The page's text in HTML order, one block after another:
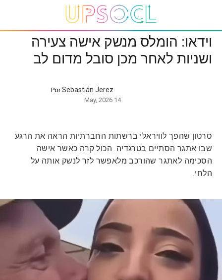
וידאו: הומלס מנשק אישה צעירה
ושניות לאחר מכן סובל מדום לב
PorSebastián Jerez
14 May, 2026
סרטון שהפך לוויראלי ברשתות החברתיות הראה את הרגע
שבו אתגר הסתיים בטרגדיה. הכול קרה כאשר אישה
הסכימה לאתגר שהורכב מלאפשר לזר לנשק אותה על
הלחי.